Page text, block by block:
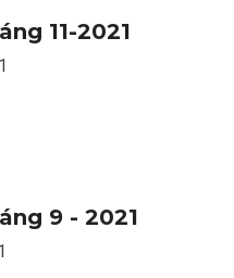
11-2021
9 - 2021